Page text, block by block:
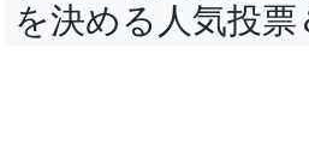
を決める人気投